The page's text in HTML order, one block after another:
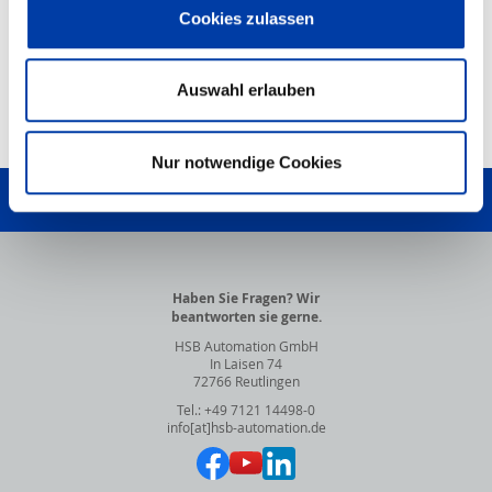
Cookies zulassen
Auswahl erlauben
Nur notwendige Cookies
NACH OBEN
SCHREIBEN SIE UNS!
Haben Sie Fragen? Wir
beantworten sie gerne.
HSB Automation GmbH
In Laisen 74
72766 Reutlingen
Tel.: +49 7121 14498-0
info[at]hsb-automation.de